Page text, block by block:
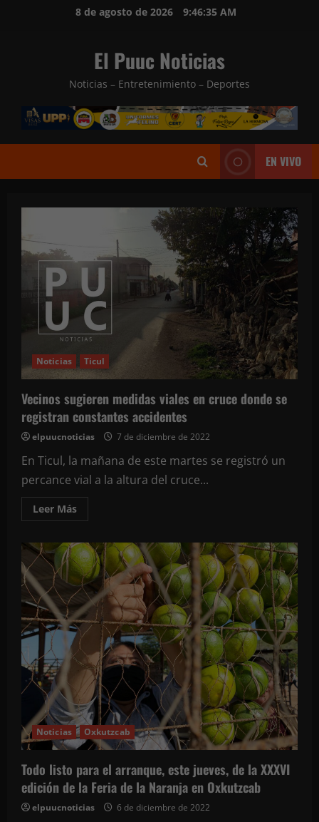
8 de agosto de 2026 9:46:37 AM
El Puuc Noticias
Noticias – Entretenimiento – Deportes
EN VIVO
Noticias Ticul
Vecinos sugieren medidas viales en cruce donde se
registran constantes accidentes
elpuucnoticias 7 de diciembre de 2022
En Ticul, la mañana de este martes se registró un
percance vial a la altura del cruce...
Leer MásLeer
más
Vecinos
sugieren
medidas
viales
en
cruce
donde
se
registran
constantes
accidentes
Noticias Oxkutzcab
Todo listo para el arranque, este jueves, de la XXXVI
edición de la Feria de la Naranja en Oxkutzcab
elpuucnoticias 6 de diciembre de 2022